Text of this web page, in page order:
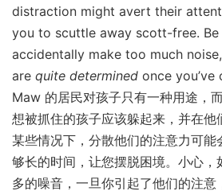
distraction might avert their
you to scuttle away scott-free.
accidentally make too much
are quite determined once you’ve
Maw 的居民对孩子只有一种用途，
想被抓住的孩子应该躲起来，并在他
某些情况下，分散他们的注意力可能
够长的时间，让您摆脱困境。小心，
多的噪音，一旦你引起了他们的注意